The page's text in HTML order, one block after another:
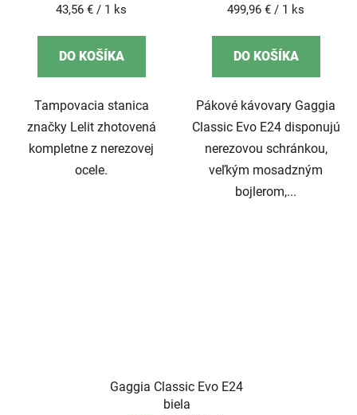
Jednotková
43,56 € / 1 ks
DO KOŠÍKA
Tampovacia stanica
značky Lelit zhotovená
kompletne z nerezovej
ocele.
Jednotková
499,96 € / 1 ks
DO KOŠÍKA
Pákové kávovary Gaggia
Classic Evo E24 disponujú
nerezovou schránkou,
veľkým mosadzným
bojlerom,...
Gaggia Classic Evo E24
biela